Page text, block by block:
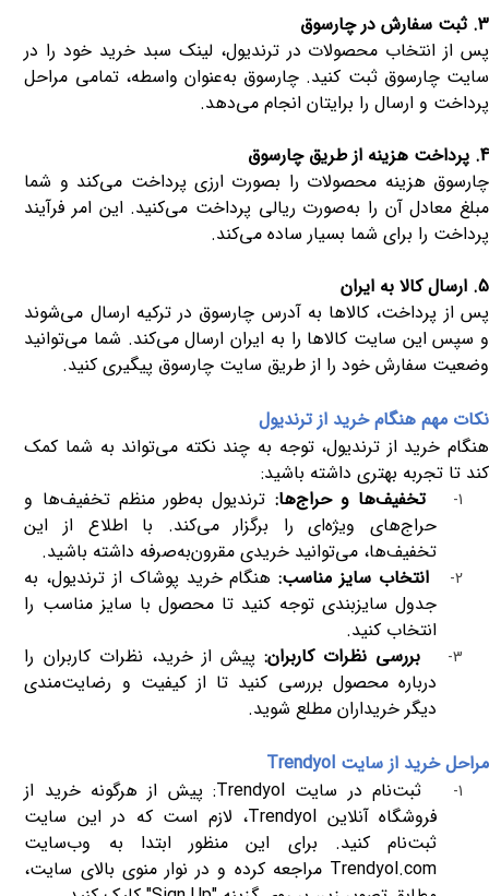
3. ثبت سفارش در چارسوق
پس از انتخاب محصولات در ترندیول، لینک سبد خرید خود را در
سایت چارسوق ثبت کنید. چارسوق به‌عنوان واسطه، تمامی مراحل
پرداخت و ارسال را برایتان انجام می‌دهد.
4. پرداخت هزینه از طریق چارسوق
چارسوق هزینه محصولات را بصورت ارزی پرداخت می‌کند و شما
مبلغ معادل آن را به‌صورت ریالی پرداخت می‌کنید. این امر فرآیند
پرداخت را برای شما بسیار ساده می‌کند.
5. ارسال کالا به ایران
پس از پرداخت، کالاها به آدرس چارسوق در ترکیه ارسال می‌شوند
و سپس این سایت کالاها را به ایران ارسال می‌کند. شما می‌توانید
وضعیت سفارش خود را از طریق سایت چارسوق پیگیری کنید.
نکات مهم هنگام خرید از ترندیول
هنگام خرید از ترندیول، توجه به چند نکته می‌تواند به شما کمک
کند تا تجربه بهتری داشته باشید:
1- تخفیف‌ها و حراج‌ها: ترندیول به‌طور منظم تخفیف‌ها و
حراج‌های ویژه‌ای را برگزار می‌کند. با اطلاع از این
تخفیف‌ها، می‌توانید خریدی مقرون‌به‌صرفه داشته باشید.
2- انتخاب سایز مناسب: هنگام خرید پوشاک از ترندیول، به
جدول سایزبندی توجه کنید تا محصول با سایز مناسب را
انتخاب کنید.
3- بررسی نظرات کاربران:پیش از خرید، نظرات کاربران را
درباره محصول بررسی کنید تا از کیفیت و رضایت‌مندی
دیگر خریداران مطلع شوید.
مراحل خرید از سایت Trendyol
1- ثبت‌نام در سایتTrendyol: پیش از هرگونه خرید از
فروشگاه آنلاین Trendyol، لازم است که در این سایت
ثبت‌نام کنید. برای این منظور ابتدا به وب‌سایت
Trendyol.com مراجعه کرده و در نوار منوی بالای سایت،